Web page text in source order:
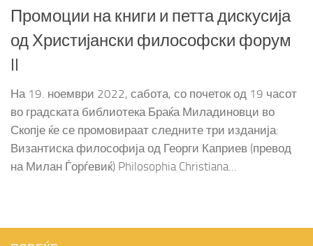
Промоции на книги и петта дискусија
од Христијански философски форум
II
На 19. ноември 2022, сабота, со почеток од 19 часот
во градската библиотека Браќа Миладиновци во
Скопје ќе се промовираат следните три изданија:
Византиска философија од Георги Каприев (превод
на Милан Ѓорѓевиќ) Philosophia Christiana...